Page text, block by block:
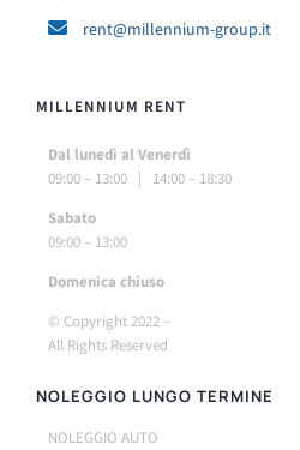
rent@millennium-group.it
MILLENNIUM RENT
Dal lunedì al Venerdì
09:00 – 13:00 | 14:00 – 18:30
Sabato
09:00 – 13:00
Domenica chiuso
© Copyright 2022 –
All Rights Reserved
NOLEGGIO LUNGO TERMINE
NOLEGGIO AUTO